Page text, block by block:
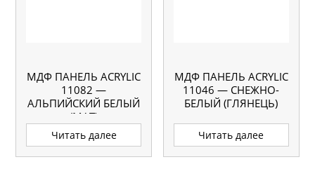
МДФ ПАНЕЛЬ ACRYLIC
11082 —
АЛЬПИЙСКИЙ БЕЛЫЙ
(МАТ)
Читать далее
МДФ ПАНЕЛЬ ACRYLIC
11046 — СНЕЖНО-
БЕЛЫЙ (ГЛЯНЕЦЬ)
Читать далее